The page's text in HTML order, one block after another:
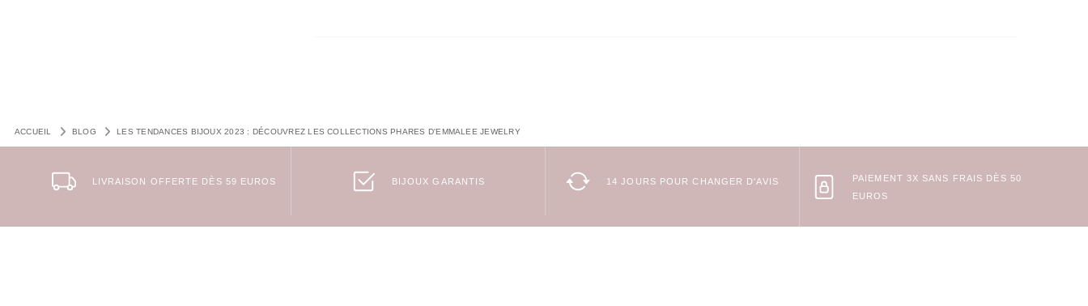
ACCUEIL BLOG LES TENDANCES BIJOUX 2023 : DÉCOUVREZ LES COLLECTIONS PHARES D'EMMALEE JEWELRY
LIVRAISON OFFERTE DÈS 59 EUROS BIJOUX GARANTIS 14 JOURS POUR CHANGER D'AVIS
PAIEMENT 3X SANS FRAIS DÈS 50
EUROS